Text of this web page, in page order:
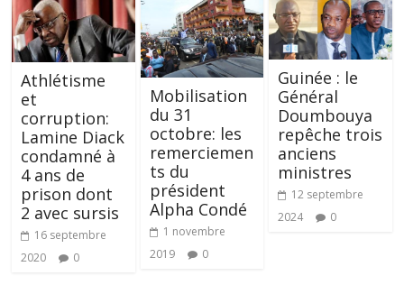
Athlétisme
et
corruption:
Lamine Diack
condamné à
4 ans de
prison dont
2 avec sursis
16 septembre
2020
0
Mobilisation
du 31
octobre: les
remerciemen
ts du
président
Alpha Condé
1 novembre
2019
0
Guinée : le
Général
Doumbouya
repêche trois
anciens
ministres
12 septembre
2024
0